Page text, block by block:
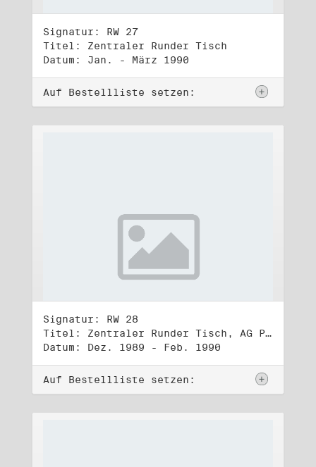
Signatur: RW 27
Titel: Zentraler Runder Tisch
Datum: Jan. - März 1990
Auf Bestellliste setzen:
Signatur: RW 28
Titel: Zentraler Runder Tisch, AG Parteien- und Vereinigungsgesetz
Datum: Dez. 1989 - Feb. 1990
Auf Bestellliste setzen: